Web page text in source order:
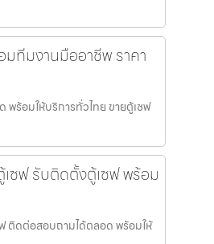
ทีมงานมืออาชีพ ราคา
ร้อมให้บริการทั่วไทย ขายตู้เซฟ
ซฟ รับติดตั้งตู้เซฟ พร้อม
ติดต่อสอบถามได้ตลอด พร้อมให้